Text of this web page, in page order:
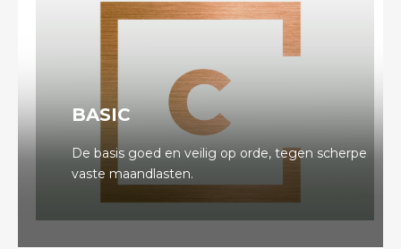
BASIC
De basis goed en veilig op orde, tegen scherpe
vaste maandlasten.